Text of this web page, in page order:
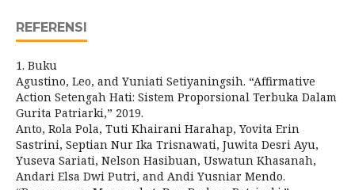
REFERENSI
1. Buku
Agustino, Leo, and Yuniati Setiyaningsih. “Affirmative
Action Setengah Hati: Sistem Proporsional Terbuka Dalam
Gurita Patriarki,” 2019.
Anto, Rola Pola, Tuti Khairani Harahap, Yovita Erin
Sastrini, Septian Nur Ika Trisnawati, Juwita Desri Ayu,
Yuseva Sariati, Nelson Hasibuan, Uswatun Khasanah,
Andari Elsa Dwi Putri, and Andi Yusniar Mendo.